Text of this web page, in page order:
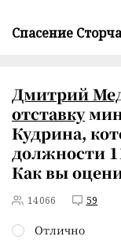
Спасение
Дмитрий
отставку
Кудрина,
должности
Как вы
14066 59
Отлично